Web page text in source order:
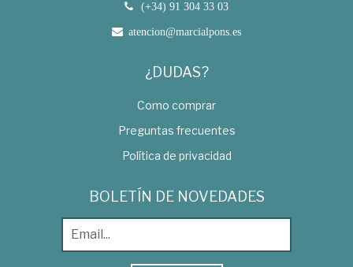
(+34) 91 304 33 03
atencion@marcialpons.es
¿DUDAS?
Como comprar
Preguntas frecuentes
Política de privacidad
BOLETÍN DE NOVEDADES